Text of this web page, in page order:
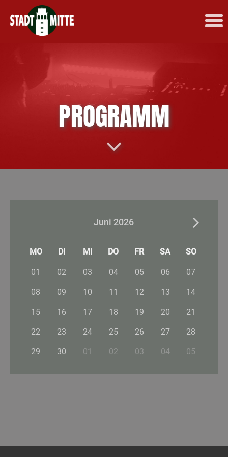
PROGRAMM
Juni 2026
MO DI MI DO FR SA SO
01 02 03 04 05 06 07
08 09 10 11 12 13 14
15 16 17 18 19 20 21
22 23 24 25 26 27 28
29 30 01 02 03 04 05